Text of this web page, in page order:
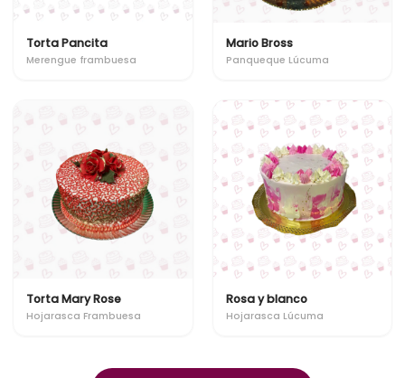
Torta Pancita
Merengue frambuesa
Mario Bross
Panqueque Lúcuma
Torta Mary Rose
Hojarasca Frambuesa
Rosa y blanco
Hojarasca Lúcuma